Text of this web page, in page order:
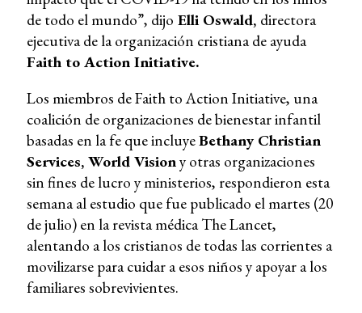
de todo el mundo”, dijo Elli Oswald, directora
ejecutiva de la organización cristiana de ayuda
Faith to Action Initiative.
Los miembros de Faith to Action Initiative, una
coalición de organizaciones de bienestar infantil
basadas en la fe que incluyeBethany Christian
Services, World Visiony otras organizaciones
sin fines de lucro y ministerios, respondieron esta
semana al estudio que fue publicado el martes (20
de julio) en la revista médica The Lancet,
alentando a los cristianos de todas las corrientes a
movilizarse para cuidar a esos niños y apoyar a los
familiares sobrevivientes.